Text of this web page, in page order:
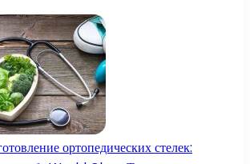
ортопедических стелек: